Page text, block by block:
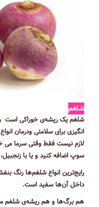
شلغم
شلغم یک ریشه‌ی خوراکی است
انگیزی برای سلامتی ودرمان
لازم نیست فقط وقتی سرما می
سوپ اضافه کنید و یا با
رایج‌ترین انواع شلغم‌ها رنگ
داخل آن‌ها سفید است.